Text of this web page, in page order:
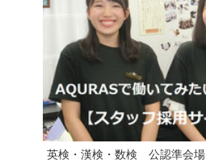
英検・漢検・数検 公認準会場